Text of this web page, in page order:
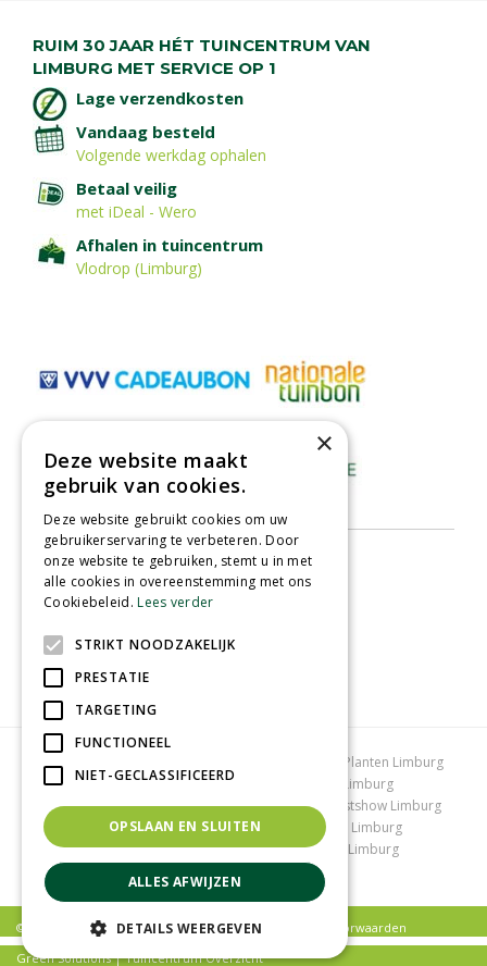
RUIM 30 JAAR HÉT TUINCENTRUM VAN
LIMBURG MET SERVICE OP 1
Lage verzendkosten
Vandaag besteld
Volgende werkdag ophalen
Betaal veilig
met iDeal - Wero
Afhalen in tuincentrum
Vlodrop (Limburg)
Tuincentrum Limburg
Planten Limburg
Bomen en struiken Limburg
Tuinplanten Limburg
Tuincentrum Vlodrop Gartencenter Vlodrop
Kerstshow Limburg
Kerstverlichting Lemax huisjes
Vijvervissen Limburg
Graszoden kopen Limburg Tuinmeubelen Limburg
Tuincentrum Roermond
© Tuincentrum Schmitz |Privacy policy|
Algemene voorwaarden
Green Solutions|Tuincentrum Overzicht
×
Deze website maakt
gebruik van cookies.
Deze website gebruikt cookies om uw
gebruikerservaring te verbeteren. Door
onze website te gebruiken, stemt u in met
alle cookies in overeenstemming met ons
Cookiebeleid.Lees verder
STRIKT NOODZAKELIJK
PRESTATIE
TARGETING
FUNCTIONEEL
NIET-GECLASSIFICEERD
OPSLAAN EN SLUITEN
ALLES AFWIJZEN
DETAILS WEERGEVEN